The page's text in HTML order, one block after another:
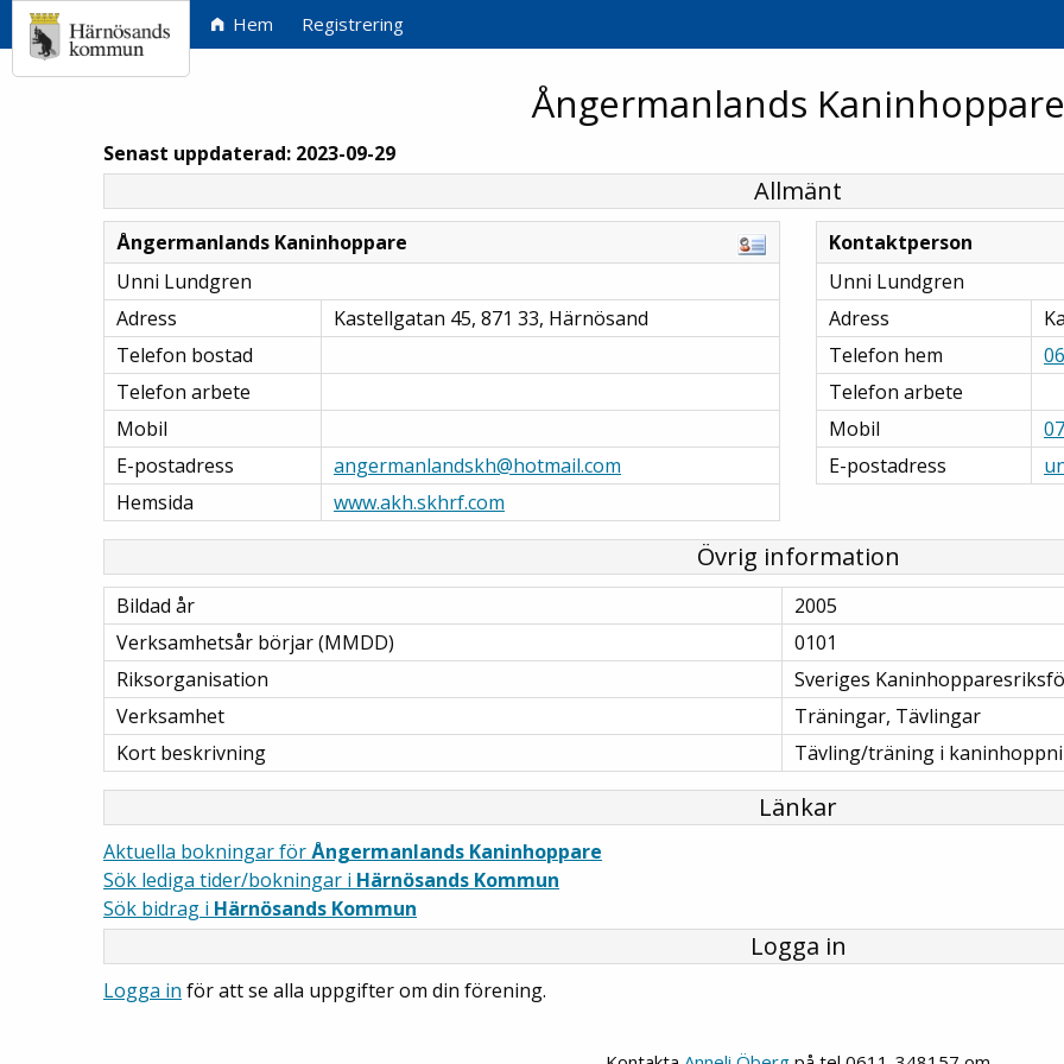
Hem Registrering
Ångermanlands Kaninhoppare
Senast uppdaterad: 2023-09-29
Allmänt
Ångermanlands Kaninhoppare
Unni Lundgren
Adress
Kastellgatan 45, 871 33, Härnösand
Telefon bostad
Telefon arbete
Mobil
E-postadress
angermanlandskh@hotmail.com
Hemsida
www.akh.skhrf.com
Kontaktperson
Unni Lundgren
Adress
Telefon hem
Telefon arbete
Mobil
E-postadress
Övrig information
Bildad år
2005
Verksamhetsår börjar (MMDD)
0101
Riksorganisation
Sveriges
Verksamhet
Träningar, Tävlingar
Kort beskrivning
Tävling/träning i
Länkar
Aktuella bokningar förÅngermanlands Kaninhoppare
Sök lediga tider/bokningar i Härnösands Kommun
Sök bidrag i Härnösands Kommun
Logga in
Logga in för att se alla uppgifter om din förening.